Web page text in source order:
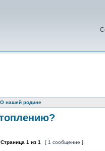
О нашей родине
Страница 1 из 1 [ 1 сообщение ]